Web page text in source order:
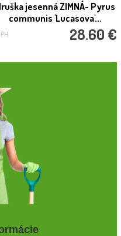
jesenná ZIMNÁ- Pyrus
communis 'Lucasova'...
28.60 €